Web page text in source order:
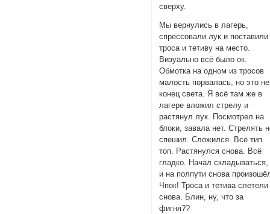
сверху.
Мы вернулись в лагерь,
спрессовали лук и поставили
троса и тетиву на место.
Визуально всё было ок.
Обмотка на одном из тросов
малость порвалась, но это не
конец света. Я всё там же в
лагере вложил стрелу и
растянул лук. Посмотрел на
блоки, завала нет. Стрелять
спешил. Сложился. Всё тип
топ. Растянулся снова. Всё
гладко. Начал складываться,
и на полпути снова
Чпок! Троса и тетива слетели
снова. Блин, ну, что за
фигня??